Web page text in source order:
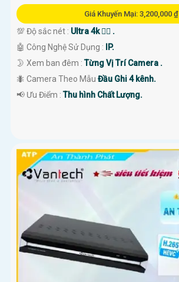
Giá Khuyến Mại: 3,200,000 ₫
💯 Độ sắc nét : Ultra 4k 👍🏾 .
🤖️ Công Nghệ Sử Dụng :
IP.
🌛 Xem ban đêm :Từng Vị Trí Camera .
🐜 Camera Theo Mẫu Đầu Ghi 4 kênh.
️📢 Ưu Điểm :Thu hình Chất Lượng.